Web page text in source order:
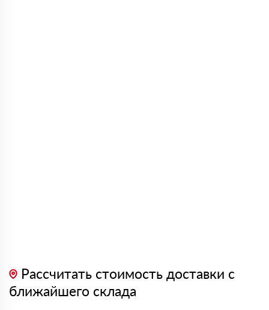
Рассчитать стоимость доставки с
ближайшего склада